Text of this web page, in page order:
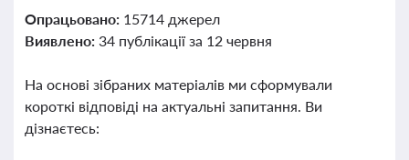
Опрацьовано: 15714 джерел
Виявлено: 34 публікації за 12 червня
На основі зібраних матеріалів ми сформували
короткі відповіді на актуальні запитання. Ви
дізнаєтесь: